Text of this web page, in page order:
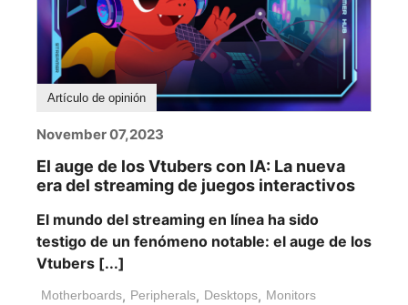
Artículo de opinión
November 07,2023
El auge de los Vtubers con IA: La nueva
era del streaming de juegos interactivos
El mundo del streaming en línea ha sido
testigo de un fenómeno notable: el auge de los
Vtubers [...]
Motherboards, Peripherals, Desktops, Monitors